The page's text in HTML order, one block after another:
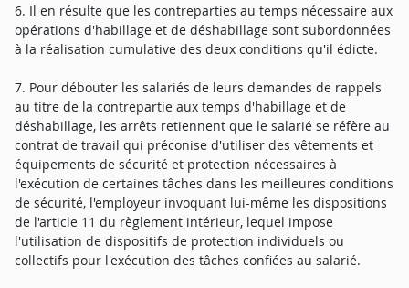
6. Il en résulte que les contreparties au temps nécessaire aux
opérations d'habillage et de déshabillage sont subordonnées
à la réalisation cumulative des deux conditions qu'il édicte.
7. Pour débouter les salariés de leurs demandes de rappels
au titre de la contrepartie aux temps d'habillage et de
déshabillage, les arrêts retiennent que le salarié se réfère au
contrat de travail qui préconise d'utiliser des vêtements et
équipements de sécurité et protection nécessaires à
l'exécution de certaines tâches dans les meilleures conditions
de sécurité, l'employeur invoquant lui-même les dispositions
de l'article 11 du règlement intérieur, lequel impose
l'utilisation de dispositifs de protection individuels ou
collectifs pour l'exécution des tâches confiées au salarié.